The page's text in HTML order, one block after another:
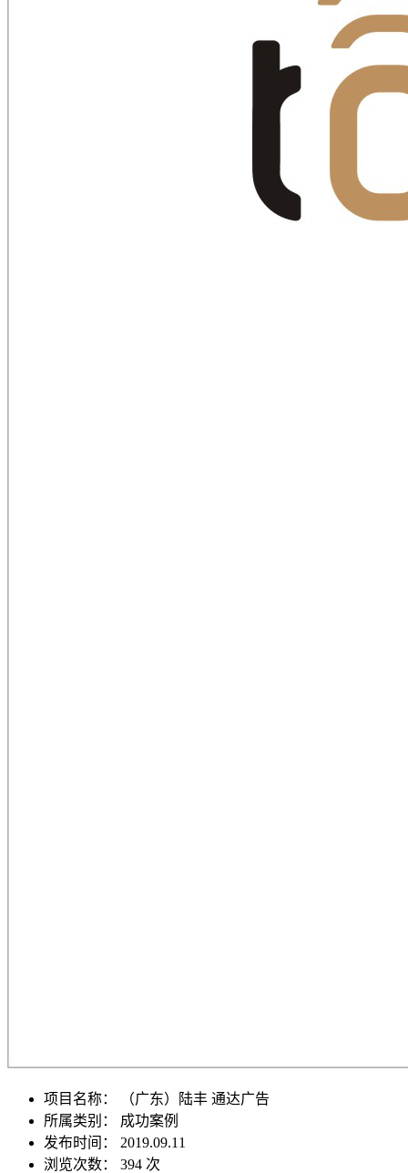
项目名称：
（广东）陆丰 通达广告
所属类别： 成功案例
发布时间： 2019.09.11
浏览次数： 394 次